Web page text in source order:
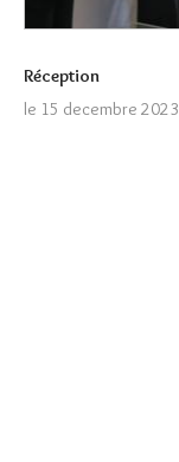
Réception
le 15 decembre 2023